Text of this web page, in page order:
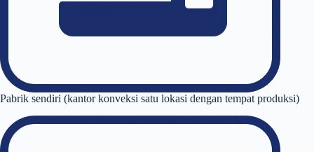
Pabrik sendiri (kantor konveksi satu lokasi dengan tempat produksi)